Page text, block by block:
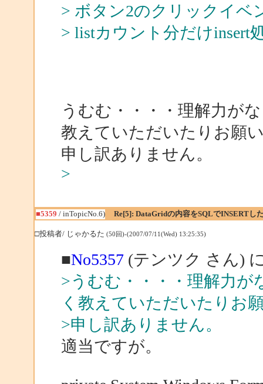
> ボタン2のクリックイベ
> listカウント分だけinsert
うむむ・・・・理解力が
教えていただいたりお願
申し訳ありません。
>
■5359 / inTopicNo.6) Re[5]: DataGridの内容をSQLでINSERTし
□投稿者/ じゃかるた (50回)-(2007/07/11(Wed) 13:25:35)
■No5357(テンツク さん)
>うむむ・・・・理解力
く教えていただいたりお
>申し訳ありません。
適当ですが。